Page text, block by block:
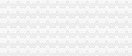
展种子留样备查公告工作